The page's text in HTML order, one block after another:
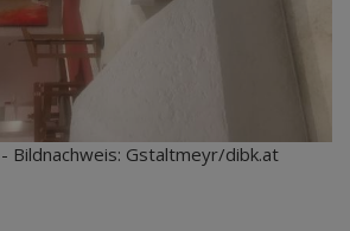
Bildnachweis: Gstaltmeyr/dibk.at